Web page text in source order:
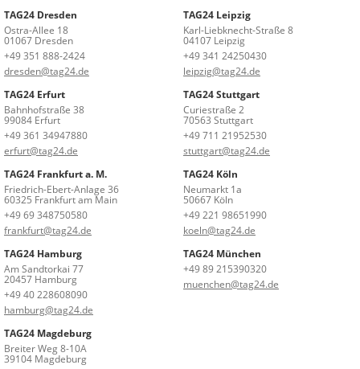
TAG24 Dresden
Ostra-Allee 18
01067 Dresden
+49 351 888-2424
dresden@tag24.de
TAG24 Leipzig
Karl-Liebknecht-Straße 8
04107 Leipzig
+49 341 24250430
leipzig@tag24.de
TAG24 Erfurt
Bahnhofstraße 38
99084 Erfurt
+49 361 34947880
erfurt@tag24.de
TAG24 Stuttgart
Curiestraße 2
70563 Stuttgart
+49 711 21952530
stuttgart@tag24.de
TAG24 Frankfurt a. M.
Friedrich-Ebert-Anlage 36
60325 Frankfurt am Main
+49 69 348750580
frankfurt@tag24.de
TAG24 Köln
Neumarkt 1a
50667 Köln
+49 221 98651990
koeln@tag24.de
TAG24 Hamburg
Am Sandtorkai 77
20457 Hamburg
+49 40 228608090
hamburg@tag24.de
TAG24 München
+49 89 215390320
muenchen@tag24.de
TAG24 Magdeburg
Breiter Weg 8-10A
39104 Magdeburg